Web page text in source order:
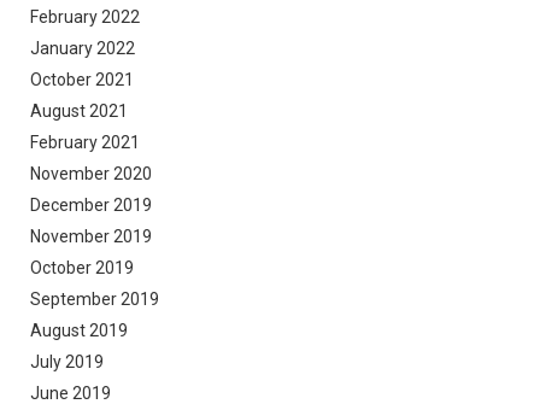
February 2022
January 2022
October 2021
August 2021
February 2021
November 2020
December 2019
November 2019
October 2019
September 2019
August 2019
July 2019
June 2019